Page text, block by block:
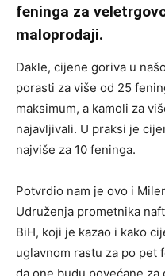
feninga za
maloprodaji.
Dakle, cijene goriva u
porasti za više od 25
maksimum, a kamoli za
najavljivali. U praksi je
najviše za 10 feninga.
Potvrdio nam je ovo i
Udruženja prometnika
BiH, koji je kazao i kako
uglavnom rastu za po pet